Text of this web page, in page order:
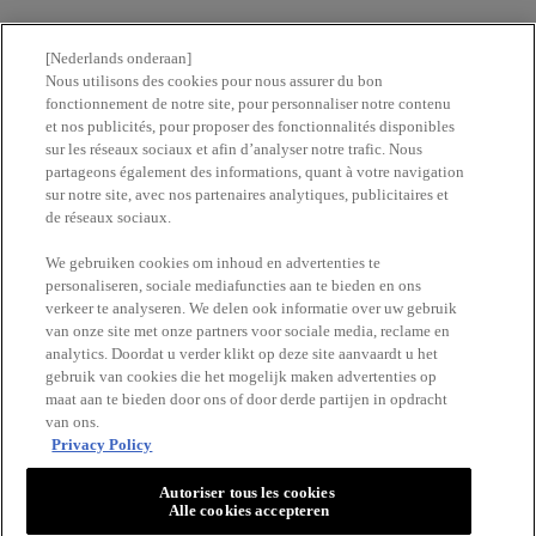
Newsletter
Trouvez une pharmacie​
RESTEZ EN CONTACT
VICHY
[Nederlands onderaan]
Nous utilisons des cookies pour nous assurer du bon
fonctionnement de notre site, pour personnaliser notre contenu
et nos publicités, pour proposer des fonctionnalités disponibles
sur les réseaux sociaux et afin d’analyser notre trafic. Nous
partageons également des informations, quant à votre navigation
sur notre site, avec nos partenaires analytiques, publicitaires et
de réseaux sociaux.
We gebruiken cookies om inhoud en advertenties te
personaliseren, sociale mediafuncties aan te bieden en ons
verkeer te analyseren. We delen ook informatie over uw gebruik
van onze site met onze partners voor sociale media, reclame en
analytics. Doordat u verder klikt op deze site aanvaardt u het
gebruik van cookies die het mogelijk maken advertenties op
maat aan te bieden door ons of door derde partijen in opdracht
van ons.
Privacy Policy
Autoriser tous les cookies
Alle cookies accepteren